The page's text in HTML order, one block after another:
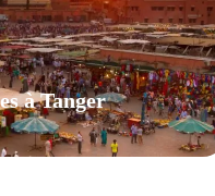
à Tanger